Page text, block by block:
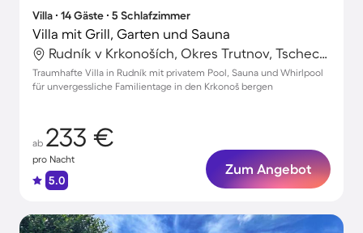
Villa ∙ 14 Gäste ∙ 5 Schlafzimmer
Villa mit Grill, Garten und Sauna
Rudník v Krkonoších, Okres Trutnov, Tschechische Republik
Traumhafte Villa in Rudník mit privatem Pool, Sauna und Whirlpool
für unvergessliche Familientage in den Krkonoš bergen
ab 233 €
pro Nacht
5.0
Zum Angebot